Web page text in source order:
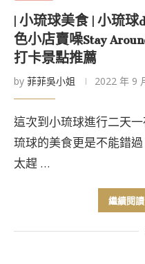
| 小琉球美食 | 小琉
色小店賣噪Stay
打卡景點推薦
by 菲菲吳小姐 2022 年 9
這次到小琉球進行二天
琉球的美食更是不能錯
太趕 …
繼續閱讀